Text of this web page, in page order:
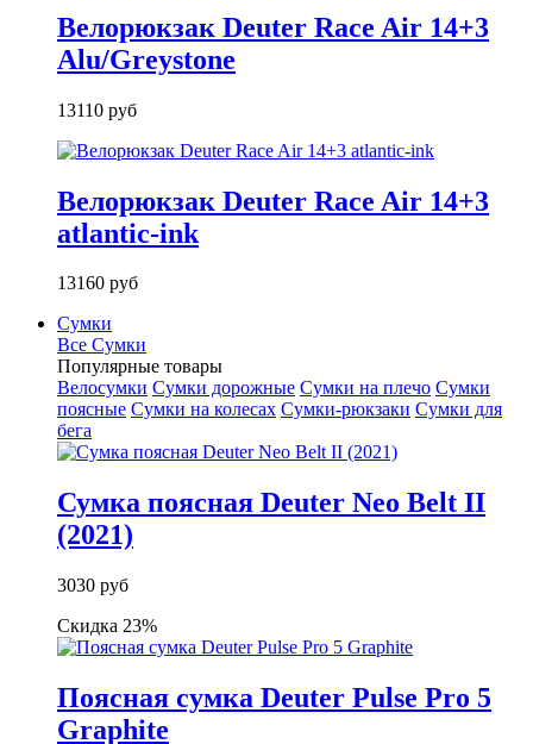
Велорюкзак Deuter Race Air 14+3
Alu/Greystone
13110 руб
Велорюкзак Deuter Race Air 14+3
atlantic-ink
13160 руб
Сумки
Все Сумки
Популярные товары
Велосумки Сумки дорожные Сумки на плечо Сумки
поясные Сумки на колесах Сумки-рюкзаки Сумки для
бега
Сумка поясная Deuter Neo Belt II
(2021)
3030 руб
Скидка 23%
Поясная сумка Deuter Pulse Pro 5
Graphite